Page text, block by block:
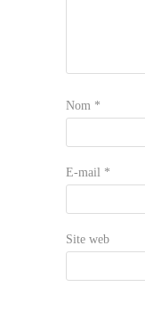
Nom *
E-mail *
Site web